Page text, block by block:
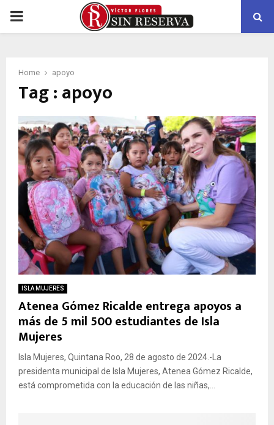
PRIMARY
Home apoyo
Tag : apoyo
ISLA MUJERES
Atenea Gómez Ricalde entrega apoyos a
más de 5 mil 500 estudiantes de Isla
Mujeres
Isla Mujeres, Quintana Roo, 28 de agosto de 2024.-La
presidenta municipal de Isla Mujeres, Atenea Gómez Ricalde,
está comprometida con la educación de las niñas,...